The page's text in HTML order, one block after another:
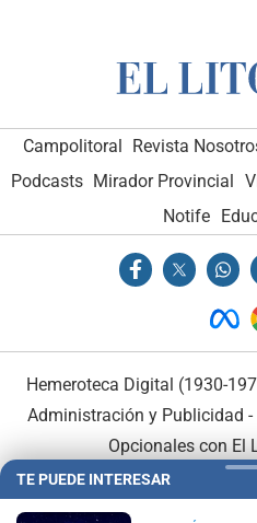
Campolitoral Revista
Podcasts Mirador Provincial
Notife
Hemeroteca Digital (1930-
Administración y Publicidad -
Opcionales con El
TE PUEDE INTERESAR